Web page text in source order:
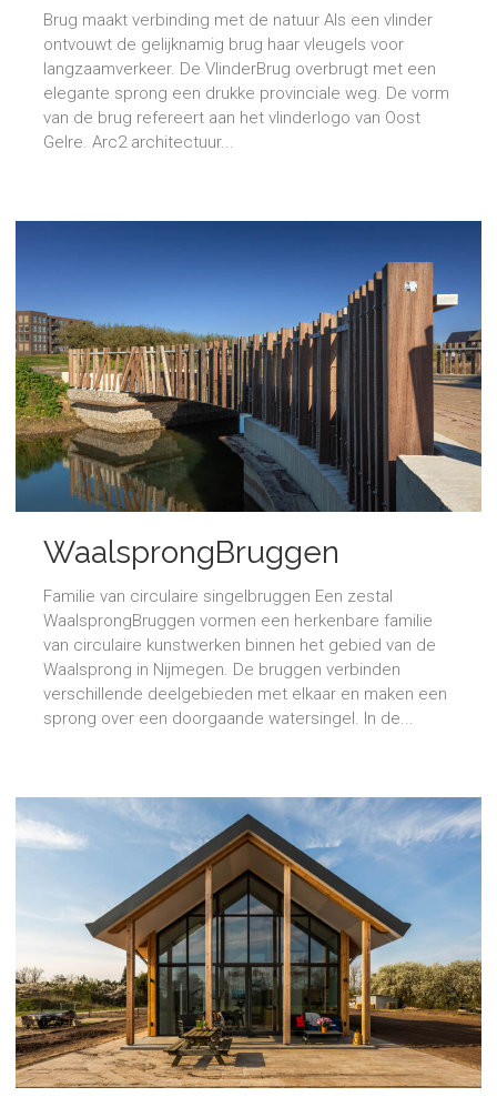
Brug maakt verbinding met de natuur Als een vlinder
ontvouwt de gelijknamig brug haar vleugels voor
langzaamverkeer. De VlinderBrug overbrugt met een
elegante sprong een drukke provinciale weg. De vorm
van de brug refereert aan het vlinderlogo van Oost
Gelre. Arc2 architectuur...
WaalsprongBruggen
Familie van circulaire singelbruggen Een zestal
WaalsprongBruggen vormen een herkenbare familie
van circulaire kunstwerken binnen het gebied van de
Waalsprong in Nijmegen. De bruggen verbinden
verschillende deelgebieden met elkaar en maken een
sprong over een doorgaande watersingel. In de...